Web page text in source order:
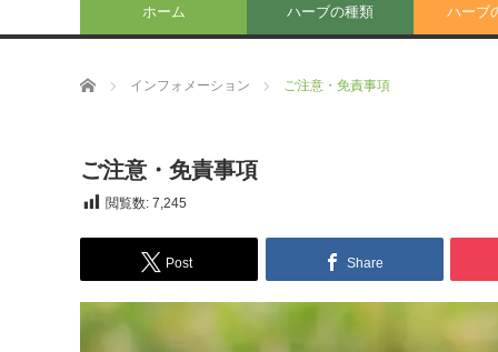
ホーム ハーブの種類 ハーブ
ホーム インフォメーション ご注意・免責事項
ご注意・免責事項
閲覧数: 7,245
Post Share